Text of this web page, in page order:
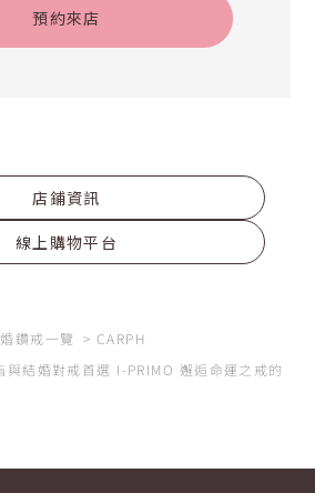
預約來店
店鋪資訊
線上購物平台
鑽戒一覽
CARPH
與結婚對戒首選 I-PRIMO 邂逅命運之戒的婚